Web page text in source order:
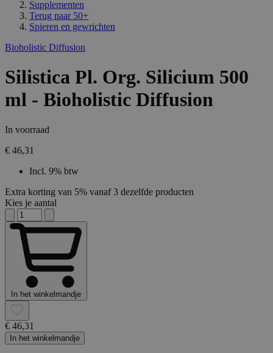
Supplementen
Terug naar 50+
Spieren en gewrichten
Bioholistic Diffusion
Silistica Pl. Org. Silicium 500
ml - Bioholistic Diffusion
In voorraad
€ 46,31
Incl. 9% btw
Extra korting van 5% vanaf 3 dezelfde producten
Kies je aantal
In het winkelmandje
€ 46,31
In het winkelmandje